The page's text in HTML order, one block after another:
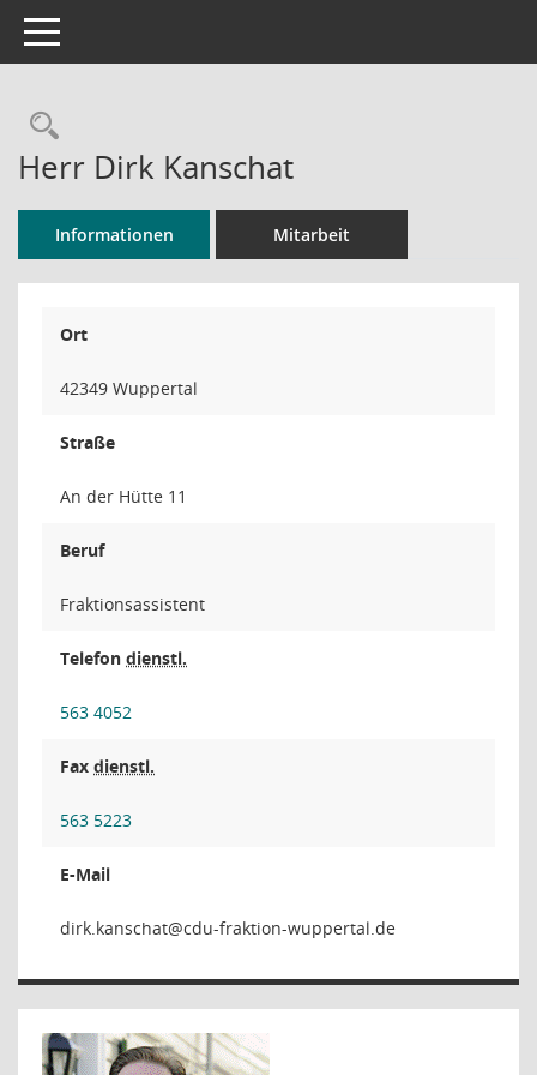
Toggle navigation
Rechercheauswahl
Herr Dirk Kanschat
Informationen Mitarbeit
Ort
42349 Wuppertal
Straße
An der Hütte 11
Beruf
Fraktionsassistent
Telefon dienstl.
563 4052
Fax dienstl.
563 5223
E-Mail
tahcsna